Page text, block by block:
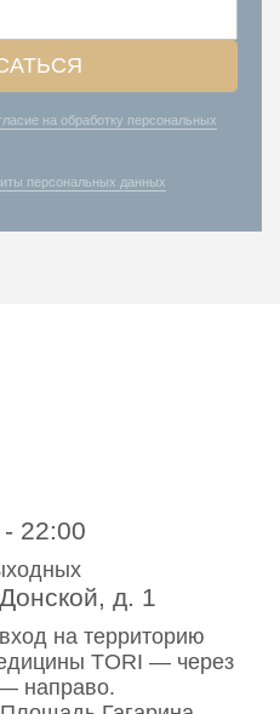
на обработку персональных
персональных данных
22:00
д. 1
на территорию
TORI — через
направо.